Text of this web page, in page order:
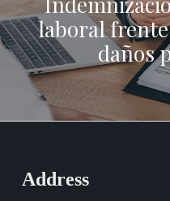
laboral
daños
Address